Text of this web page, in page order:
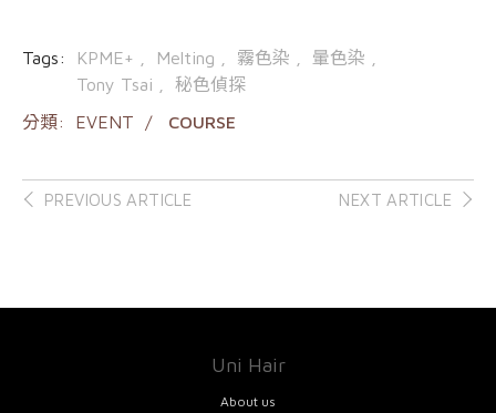
Tags: KPME+ Melting 霧色染
暈色染
Tony Tsai
秘色偵探
分類:
EVENT COURSE
Post
PREVIOUS ARTICLE NEXT ARTICLE
Uni Hair
About us